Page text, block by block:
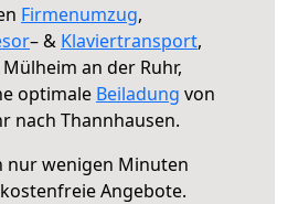
Firmenumzug,
– & Klaviertransport,
an der Ruhr,
optimale Beiladung von
nach Thannhausen.
nur wenigen Minuten
Angebote.